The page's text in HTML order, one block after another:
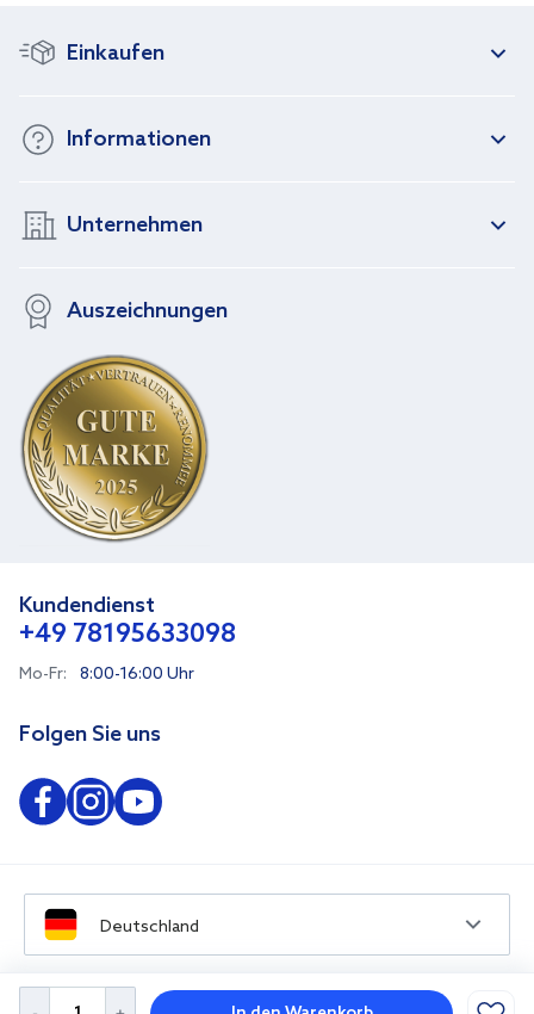
Einkaufen
Informationen
Unternehmen
Auszeichnungen
Kundendienst
+49 78195633098
Mo-Fr: 8:00-16:00 Uhr
Folgen Sie uns
Deutschland